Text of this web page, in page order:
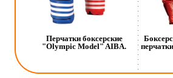
Перчатки боксерские
"Olympic Model" AIBA.